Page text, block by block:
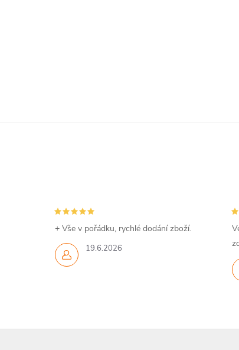
19.6.2026
+ Vše v pořádku, rychlé dodání zboží.